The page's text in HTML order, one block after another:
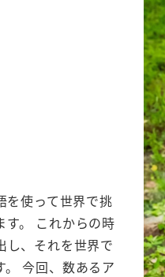
使って世界で挑
。 これからの時
し、それを世界で
今回、数あるア